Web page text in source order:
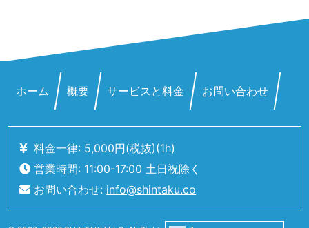
ホーム 概要 サービスと料金 お問い合わせ
料金一律: 5,000円(税抜)(1h)
営業時間: 11:00-17:00 土日祝除く
お問い合わせ: info@shintaku.co